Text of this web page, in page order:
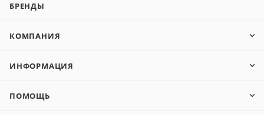
БРЕНДЫ
КОМПАНИЯ
ИНФОРМАЦИЯ
ПОМОЩЬ